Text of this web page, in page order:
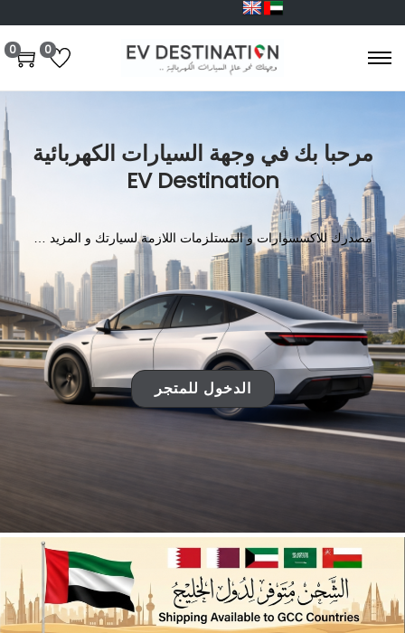
0
0
مرحبا بك في وجهة السيارات الكهربائية
EV Destination
مصدرك للاكسسوارات و المستلزمات اللازمة لسيارتك و المزيد …
الدخول للمتجر